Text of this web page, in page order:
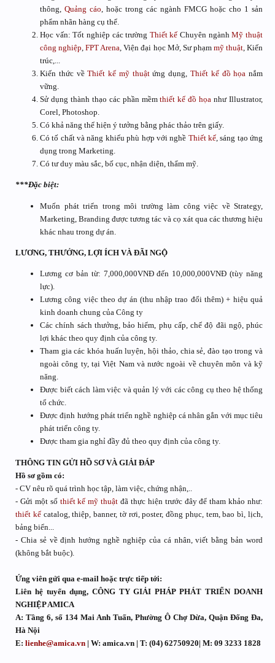
thông, Quảng cáo , hoặc trong các ngành FMCG hoặc cho 1 sản
phẩm nhãn hàng cụ thể.
Học vấn: Tốt nghiệp các trường Thiết kế Chuyên ngànhMỹ thuật
công nghiệp ,FPT Arena , Viện đại học Mở, Sư phạm mỹ thuật, Kiến
trúc,...
Kiến thức vềThiết kế mỹ thuậtứng dụng, Thiết kế đồ họa nắm
vững.
Sử dụng thành thạo các phần mềmthiết kế đồ họa như Illustrator,
Corel, Photoshop.
Có khả năng thể hiện ý tưởng bằng phác thảo trên giấy.
Có tố chất và năng khiếu phù hợp với nghề Thiết kế, sáng tạo ứng
dụng trong Marketing.
Có tư duy màu sắc, bố cục, nhận diện, thẩm mỹ.
***Đặc biệt:
Muốn phát triển trong môi trường làm công việc về Strategy,
Marketing, Branding được tương tác và cọ xát qua các thương hiệu
khác nhau trong dự án.
LƯƠNG, THƯỞNG, LỢI ÍCH VÀ ĐÃI NGỘ
Lương cơ bản từ: 7,000,000VNĐ đến 10,000,000VNĐ (tùy năng
lực).
Lương công việc theo dự án (thu nhập trao đổi thêm) + hiệu quả
kinh doanh chung của Công ty
Các chính sách thưởng, bảo hiểm, phụ cấp, chế độ đãi ngộ, phúc
lợi khác theo quy định của công ty.
Tham gia các khóa huấn luyện, hội thảo, chia sẻ, đào tạo trong và
ngoài công ty, tại Việt Nam và nước ngoài về chuyên môn và kỹ
năng.
Được biết cách làm việc và quản lý với các công cụ theo hệ thống
tổ chức.
Được định hướng phát triển nghề nghiệp cá nhân gắn với mục tiêu
phát triển công ty.
Được tham gia nghỉ đầy đủ theo quy định của công ty.
THÔNG TIN GỬI HỒ SƠ VÀ GIẢI ĐÁP
Hồ sơ gồm có:
- CV nêu rõ quá trình học tập, làm việc, chứng nhận,..
- Gửi một số thiết kế mỹ thuật đã thực hiện trước đây để tham khảo như:
thiết kếcatalog, thiệp, banner, tờ rơi, poster, đồng phục, tem, bao bì, lịch,
bảng biển...
- Chia sẻ về định hướng nghề nghiệp của cá nhân, viết bằng bản word
(không bắt buộc).
Ứng viên gửi qua e-mail hoặc trực tiếp tới:
Liên hệ tuyển dụng, CÔNG TY GIẢI PHÁP PHÁT TRIỂN DOANH
NGHIỆP AMICA
A: Tầng 6, số 134 Mai Anh Tuấn, Phường Ô Chợ Dừa, Quận Đống Đa,
Hà Nội
E: lienhe@amica.vn | W: amica.vn | T: (04) 62750920| M: 09 3233 1828